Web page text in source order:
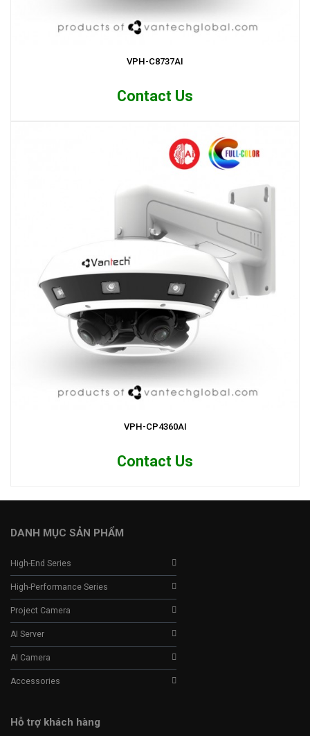
DANH MỤC SẢN PHẨM
High-End Series
High-Performance Series
Project Camera
AI Server
AI Camera
Accessories
Hỗ trợ khách hàng
VPH-C8737AI
Contact Us
VPH-CP4360AI
Contact Us